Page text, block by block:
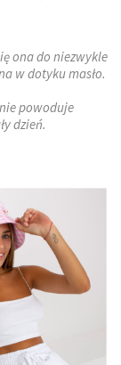
ona do niezwykle
w dotyku masło.
powoduje
dzień.